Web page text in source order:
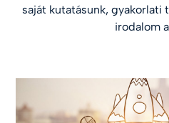
saját kutatásunk, gyakorlati
irodalom